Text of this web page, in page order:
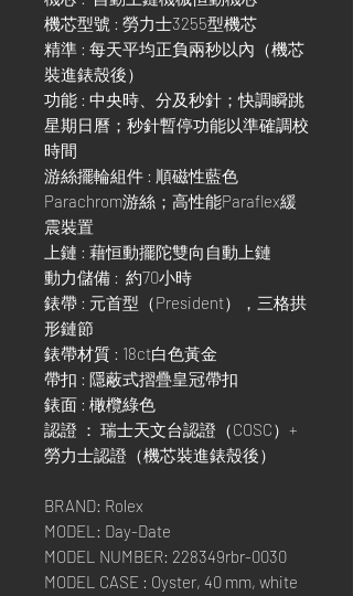
機芯型號 : 勞力士3255型機芯
精準 : 每天平均正負兩秒以內（機芯
裝進錶殼後）
功能 : 中央時、分及秒針；快調瞬跳
星期日曆；秒針暫停功能以準確調校
時間
游絲擺輪組件 : 順磁性藍色
Parachrom游絲；高性能Paraflex緩
震裝置
上鏈 : 藉恒動擺陀雙向自動上鏈
動力儲備 : 約70小時
錶帶 : 元首型（President），三格拱
形鏈節
錶帶材質 : 18ct白色黃金
帶扣 : 隱蔽式摺疊皇冠帶扣
錶面 : 橄欖綠色
認證 ： 瑞士天文台認證（COSC）+
勞力士認證（機芯裝進錶殼後）
BRAND: Rolex
MODEL: Day-Date
MODEL NUMBER: 228349rbr-0030
MODEL CASE : Oyster, 40 mm, white